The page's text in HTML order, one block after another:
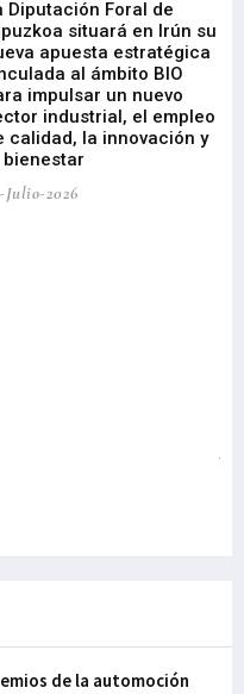
Diputación Foral de
situará en Irún su
apuesta estratégica
al ámbito BIO
impulsar un nuevo
industrial, el empleo
calidad, la innovación y
bienestar
Julio-2026
de la automoción